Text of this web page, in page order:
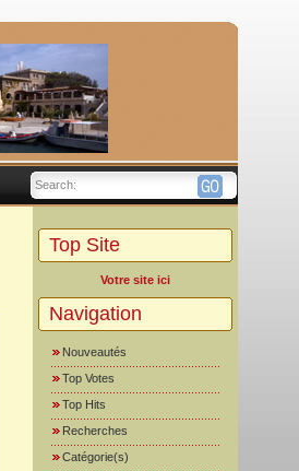
Search:
Top Site
Votre site ici
Navigation
Nouveautés
Top Votes
Top Hits
Recherches
Catégorie(s)